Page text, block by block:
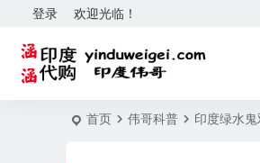
欢迎光临！
登录
首页 伟哥科普 印度绿水